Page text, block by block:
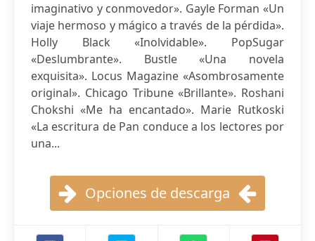
imaginativo y conmovedor». Gayle Forman «Un
viaje hermoso y mágico a través de la pérdida».
Holly Black «Inolvidable». PopSugar
«Deslumbrante». Bustle «Una novela
exquisita». Locus Magazine «Asombrosamente
original». Chicago Tribune «Brillante». Roshani
Chokshi «Me ha encantado». Marie Rutkoski
«La escritura de Pan conduce a los lectores por
una...
Opciones de descarga